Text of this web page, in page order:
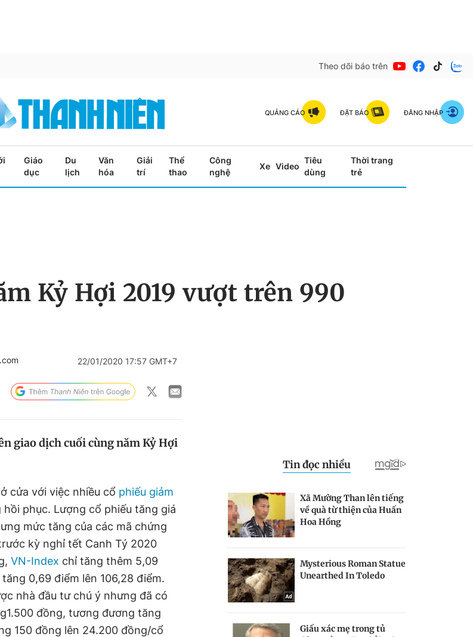
Theo dõi báo trên
QUẢNG CÁO ĐẶT BÁO ĐĂNG NHẬP
Giáo
dục
Du
lịch
Văn
hóa
Giải
trí
Thể
thao
Công
nghệ
Xe Video
Tiêu
dùng
Thời trang
trẻ
Kỷ Hợi 2019 vượt trên 990
22/01/2020 17:57 GMT+7
giao dịch cuối cùng năm Kỷ Hợi
cửa với việc nhiều cổ phiếu giảm
phục. Lượng cổ phiếu tăng giá
mức tăng của các mã chứng
kỳ nghỉ tết Canh Tý 2020
VN-Index chỉ tăng thêm 5,09
0,69 điểm lên 106,28 điểm.
nhà đầu tư chú ý nhưng đã có
đồng, tương đương tăng
150 đồng lên 24.200 đồng/cổ